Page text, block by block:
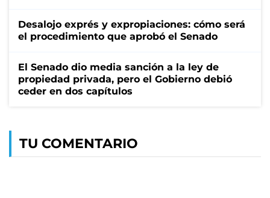
Desalojo exprés y expropiaciones: cómo será
el procedimiento que aprobó el Senado
El Senado dio media sanción a la ley de
propiedad privada, pero el Gobierno debió
ceder en dos capítulos
TU COMENTARIO